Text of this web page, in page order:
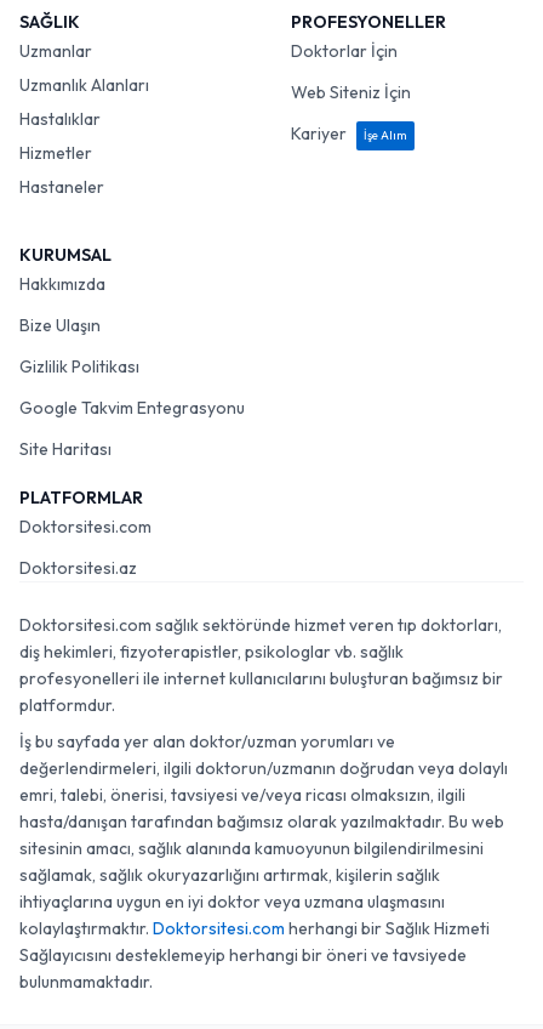
SAĞLIK
Uzmanlar
Uzmanlık Alanları
Hastalıklar
Hizmetler
Hastaneler
PROFESYONELLER
Doktorlar İçin
Web Siteniz İçin
Kariyer
İşe Alım
KURUMSAL
Hakkımızda
Bize Ulaşın
Gizlilik Politikası
Google Takvim Entegrasyonu
Site Haritası
PLATFORMLAR
Doktorsitesi.com
Doktorsitesi.az
Doktorsitesi.com sağlık sektöründe hizmet veren tıp doktorları,
diş hekimleri, fizyoterapistler, psikologlar vb. sağlık
profesyonelleri ile internet kullanıcılarını buluşturan bağımsız bir
platformdur.
İş bu sayfada yer alan doktor/uzman yorumları ve
değerlendirmeleri, ilgili doktorun/uzmanın doğrudan veya dolaylı
emri, talebi, önerisi, tavsiyesi ve/veya ricası olmaksızın, ilgili
hasta/danışan tarafından bağımsız olarak yazılmaktadır. Bu web
sitesinin amacı, sağlık alanında kamuoyunun bilgilendirilmesini
sağlamak, sağlık okuryazarlığını artırmak, kişilerin sağlık
ihtiyaçlarına uygun en iyi doktor veya uzmana ulaşmasını
kolaylaştırmaktır. Doktorsitesi.com herhangi bir Sağlık Hizmeti
Sağlayıcısını desteklemeyip herhangi bir öneri ve tavsiyede
bulunmamaktadır.